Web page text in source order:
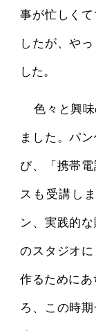
事が忙しく
したが、や
した。
色々と興
ました。パ
び、「携帯
スも受講し
ン、実践的
のスタジオ
作るために
ろ、この時